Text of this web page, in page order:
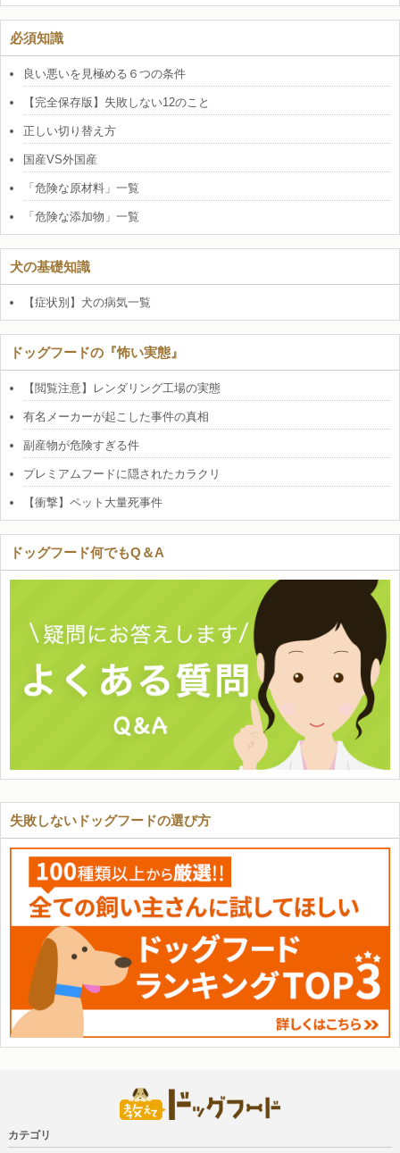
必須知識
良い悪いを見極める６つの条件
【完全保存版】失敗しない12のこと
正しい切り替え方
国産VS外国産
「危険な原材料」一覧
「危険な添加物」一覧
犬の基礎知識
【症状別】犬の病気一覧
ドッグフードの『怖い実態』
【閲覧注意】レンダリング工場の実態
有名メーカーが起こした事件の真相
副産物が危険すぎる件
プレミアムフードに隠されたカラクリ
【衝撃】ペット大量死事件
ドッグフード何でもQ＆A
失敗しないドッグフードの選び方
カテゴリ